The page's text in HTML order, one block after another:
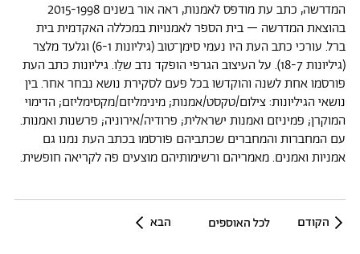
המדרשה, כתב עת מודפס לאמנות, ראה אור בשנים 2015-1998
בהוצאת המדרשה – בית הספר לאמנויות במכללה האקדמית בית
ברל. עורכי כתב העת היו נעמי סימן־טוב (גיליונות 6-1) וגלעד מלצר
(גיליונות 18-7). על העיצוב הגרפי הופקד נדב שלֵו. גיליונות כתב העת
פורסמו אחת לשנה והוקדשו בכל פעם לסקירת נושא נבחר אחר. בין
נושאי הגיליונות: צילום/טקסט/אמנות; מינימליזם/מקסימליזם; הדימוי
המוקרן; פמיניזם ואמנות ישראלית; פרודיה/אירוניה; פרשנות ואמנות.
עם המחברות והמחברים שכתביהם פורסמו בכתב העת נמנו גם
אמניות ואמנים. מאמריהם ורשימותיהם מוצעים פה לקריאה חופשית.
הבא לכל האוספים הקודם